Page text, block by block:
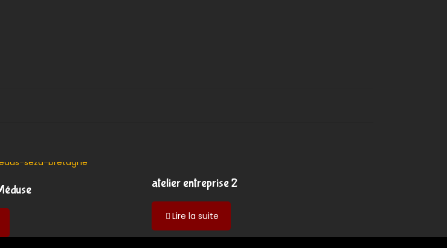
Dans
atelier entreprise 2
Lire la suite
atelier
entreprise